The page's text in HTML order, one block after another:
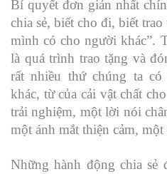
Bí quyết đơn giản nhất
chia sẻ, biết cho đi, biết
mình có cho người khác”.
là quá trình trao tặng và
rất nhiều thứ chúng ta
khác, từ của cải vật chất
trải nghiệm, một lời nói
một ánh mắt thiện cảm,
Những hành động chia sẻ